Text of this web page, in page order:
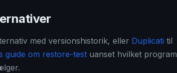
med versionshistorik, eller Duplicati til
guide om restore-testuanset hvilket program